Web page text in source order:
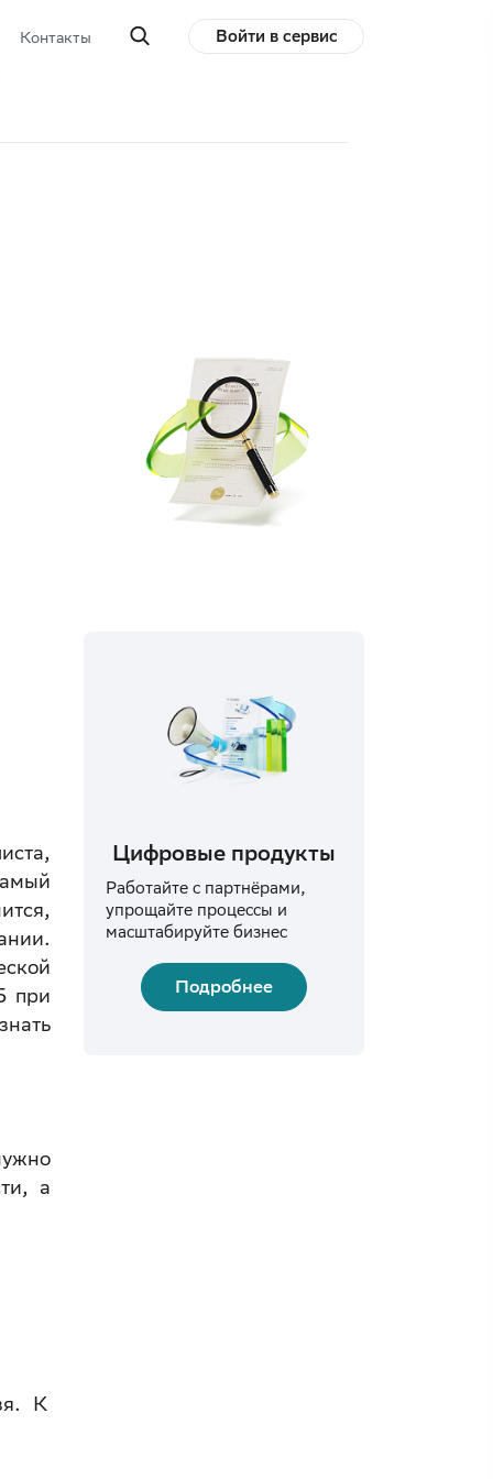
Контакты Войти в сервис
при
а
К
Цифровые продукты
Работайте с партнёрами,
упрощайте процессы и
масштабируйте бизнес
Подробнее